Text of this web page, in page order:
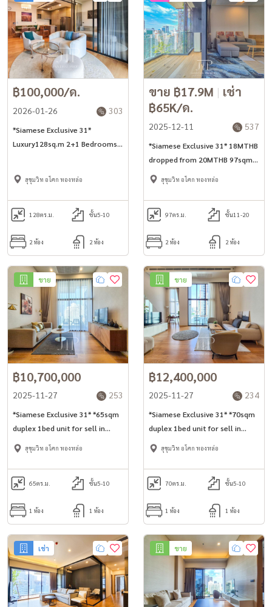
฿100,000/ด.
2026-01-26 303
*Siamese Exclusive 31*
Luxury128sq.m 2+1 Bedrooms
สุขุมวิท อโศก ทองหล่อ
128ตร.ม. ชั้น5-10
2 ห้อง 2 ห้อง
ขาย ฿17.9M | เช่า
฿65K/ด.
2025-12-11 537
*Siamese Exclusive 31* 18MTHB
dropped from 20MTHB 97sqm
2bed unit for sell in Phrom
Phong -Asoke area* *Large 2
balconies and private lift*
สุขุมวิท อโศก ทองหล่อ
97ตร.ม. ชั้น11-20
2 ห้อง 2 ห้อง
ขาย
฿10,700,000
2025-11-27 253
*Siamese Exclusive 31* *65sqm
duplex 1bed unit for sell in
Phrom Phong -Asoke area*
สุขุมวิท อโศก ทองหล่อ
65ตร.ม. ชั้น5-10
1 ห้อง 1 ห้อง
ขาย
฿12,400,000
2025-11-27 234
*Siamese Exclusive 31* *70sqm
duplex 1bed unit for sell in
Phrom Phong -Asoke area*
สุขุมวิท อโศก ทองหล่อ
70ตร.ม. ชั้น5-10
1 ห้อง 1 ห้อง
เช่า ขาย